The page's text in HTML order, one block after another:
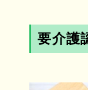
要介護